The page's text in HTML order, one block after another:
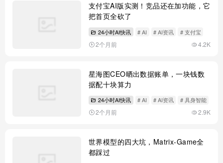
支付宝AI版实测！竞品还在加功能，它
把首页全砍了
24小时AI快讯 # AI # AI资讯 # 支付宝
2个月前 4.2K
星海图CEO晒出数据账单，一块钱数
据配十块算力
24小时AI快讯 # AI # AI资讯 # 具身智能
2个月前 2.9K
世界模型的四大坑，Matrix-Game全
都踩过